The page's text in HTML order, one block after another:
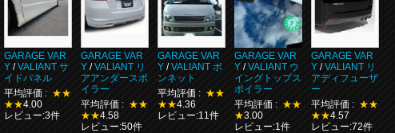
GARAGE VAR
Y /VALIANT サ
イドパネル
平均評価 : ★★
★★4.00
レビュー:3件
GARAGE VAR
Y /VALIANT リ
アアンダースポ
イラー
平均評価 : ★★
★★4.58
レビュー:50件
GARAGE VAR
Y /VALIANT ボ
ンネット
平均評価 : ★★
★★4.36
レビュー:11件
GARAGE VAR
Y /VALIANT ウ
イングトップス
ポイラー
平均評価 : ★★
★3.00
レビュー:1件
GARAGE VAR
Y /VALIANT リ
アディフューザ
ー
平均評価 : ★★
★★4.57
レビュー:72件